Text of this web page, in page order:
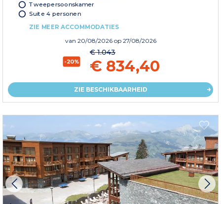
Tweepersoonskamer
Suite 4 personen
ZIE MEER ACCOMMODATIES
van 20/08/2026 op 27/08/2026
-20%
€ 1.043
€ 834,40
ZIE BESCHIKBAARHEID